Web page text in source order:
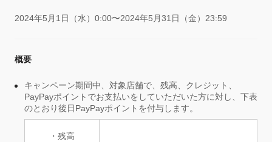
2024年5月1日（水）0:00〜2024年5月31日（金）23:59
概要
キャンペーン期間中、対象店舗で、残高、クレジット、
PayPayポイントでお支払いをしていただいた方に対し、下表
のとおり後日PayPayポイントを付与します。
・残高